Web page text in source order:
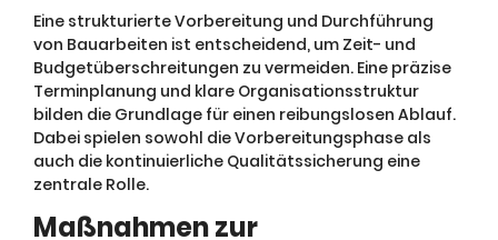
Eine strukturierte Vorbereitung und Durchführung
von Bauarbeiten ist entscheidend, um Zeit- und
Budgetüberschreitungen zu vermeiden. Eine präzise
Terminplanung und klare Organisationsstruktur
bilden die Grundlage für einen reibungslosen Ablauf.
Dabei spielen sowohl die Vorbereitungsphase als
auch die kontinuierliche Qualitätssicherung eine
zentrale Rolle.
Maßnahmen zur